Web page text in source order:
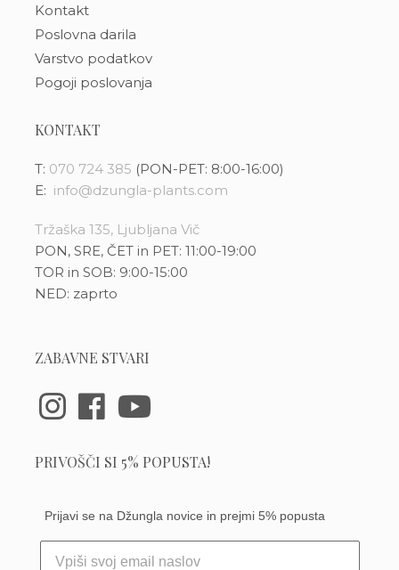
Kontakt
Poslovna darila
Varstvo podatkov
Pogoji poslovanja
KONTAKT
T: 070 724 385 (PON-PET: 8:00-16:00)
E: info@dzungla-plants.com
Tržaška 135, Ljubljana Vič
PON, SRE, ČET in PET: 11:00-19:00
TOR in SOB: 9:00-15:00
NED: zaprto
ZABAVNE STVARI
PRIVOŠČI SI 5% POPUSTA!
Prijavi se na Džungla novice in prejmi 5% popusta